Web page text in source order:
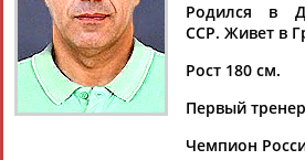
Рашид
РАХИМОВ
Ваш запрос: "Рашид
Родился в
ССР. Живет в
Рост 180 см.
Первый
Чемпион